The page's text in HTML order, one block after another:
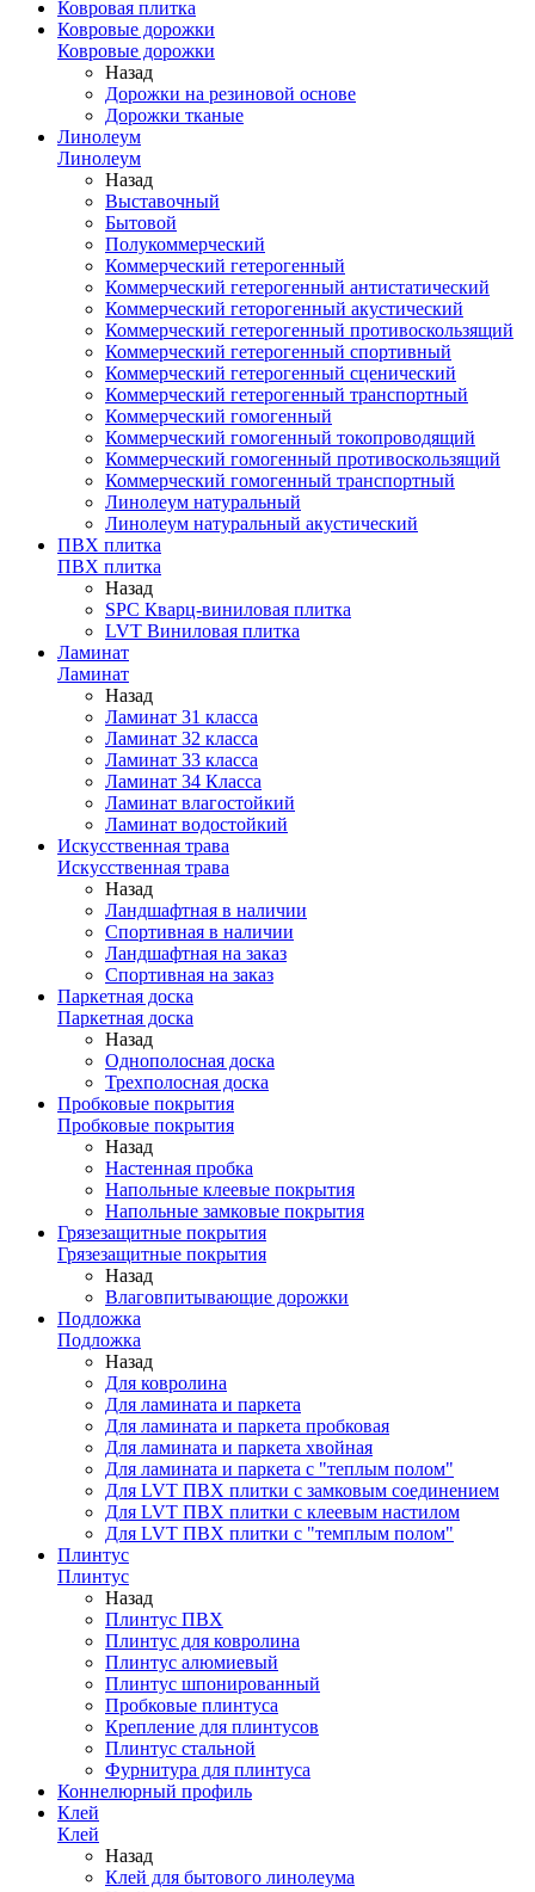
Ковровая плитка
Ковровые дорожки
Ковровые дорожки
Назад
Дорожки на резиновой основе
Дорожки тканые
Линолеум
Линолеум
Назад
Выставочный
Бытовой
Полукоммерческий
Коммерческий гетерогенный
Коммерческий гетерогенный антистатический
Коммерческий геторогенный акустический
Коммерческий гетерогенный противоскользящий
Коммерческий гетерогенный спортивный
Коммерческий гетерогенный сценический
Коммерческий гетерогенный транспортный
Коммерческий гомогенный
Коммерческий гомогенный токопроводящий
Коммерческий гомогенный противоскользящий
Коммерческий гомогенный транспортный
Линолеум натуральный
Линолеум натуральный акустический
ПВХ плитка
ПВХ плитка
Назад
SPC Кварц-виниловая плитка
LVT Виниловая плитка
Ламинат
Ламинат
Назад
Ламинат 31 класса
Ламинат 32 класса
Ламинат 33 класса
Ламинат 34 Класса
Ламинат влагостойкий
Ламинат водостойкий
Искусственная трава
Искусственная трава
Назад
Ландшафтная в наличии
Спортивная в наличии
Ландшафтная на заказ
Спортивная на заказ
Паркетная доска
Паркетная доска
Назад
Однополосная доска
Трехполосная доска
Пробковые покрытия
Пробковые покрытия
Назад
Настенная пробка
Напольные клеевые покрытия
Напольные замковые покрытия
Грязезащитные покрытия
Грязезащитные покрытия
Назад
Влаговпитывающие дорожки
Подложка
Подложка
Назад
Для ковролина
Для ламината и паркета
Для ламината и паркета пробковая
Для ламината и паркета хвойная
Для ламината и паркета с "теплым полом"
Для LVT ПВХ плитки с замковым соединением
Для LVT ПВХ плитки с клеевым настилом
Для LVT ПВХ плитки с "темплым полом"
Плинтус
Плинтус
Назад
Плинтус ПВХ
Плинтус для ковролина
Плинтус алюмиевый
Плинтус шпонированный
Пробковые плинтуса
Крепление для плинтусов
Плинтус стальной
Фурнитура для плинтуса
Коннелюрный профиль
Клей
Клей
Назад
Клей для бытового линолеума